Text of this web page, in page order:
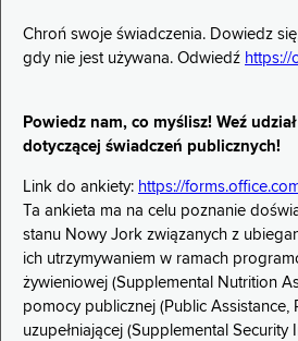
Chroń swoje świadczenia. Dowiedz
gdy nie jest używana. Odwiedź https://
Powiedz nam, co myślisz! Weź
dotyczącej świadczeń publicznych!
Link do ankiety: https://
Ta ankieta ma na celu poznanie
stanu Nowy Jork związanych z
ich utrzymywaniem w ramach
żywieniowej (Supplemental Nutrition
pomocy publicznej (Public Assistance,
uzupełniającej (Supplemental Security